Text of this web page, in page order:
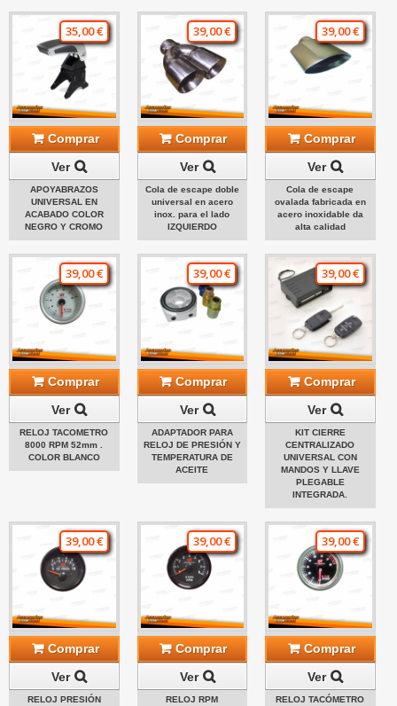
35,00 €
Comprar
Ver
APOYABRAZOS
UNIVERSAL EN
ACABADO COLOR
NEGRO Y CROMO
39,00 €
Comprar
Ver
Cola de escape doble
universal en acero
inox. para el lado
IZQUIERDO
39,00 €
Comprar
Ver
Cola de escape
ovalada fabricada en
acero inoxidable da
alta calidad
39,00 €
Comprar
Ver
RELOJ TACOMETRO
8000 RPM 52mm .
COLOR BLANCO
39,00 €
Comprar
Ver
ADAPTADOR PARA
RELOJ DE PRESIÓN Y
TEMPERATURA DE
ACEITE
39,00 €
Comprar
Ver
KIT CIERRE
CENTRALIZADO
UNIVERSAL CON
MANDOS Y LLAVE
PLEGABLE
INTEGRADA.
39,00 €
Comprar
Ver
RELOJ PRESIÓN
39,00 €
Comprar
Ver
RELOJ RPM
39,00 €
Comprar
Ver
RELOJ TACÓMETRO